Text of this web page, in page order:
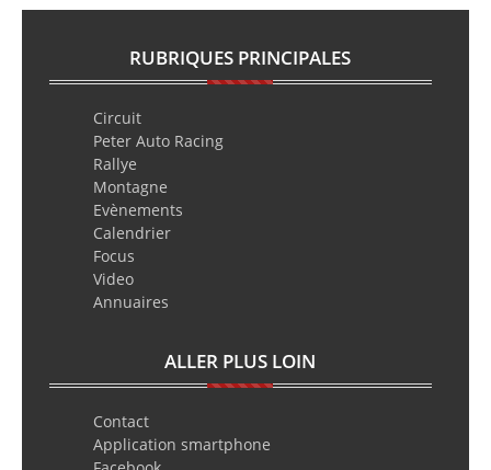
RUBRIQUES PRINCIPALES
Circuit
Peter Auto Racing
Rallye
Montagne
Evènements
Calendrier
Focus
Video
Annuaires
ALLER PLUS LOIN
Contact
Application smartphone